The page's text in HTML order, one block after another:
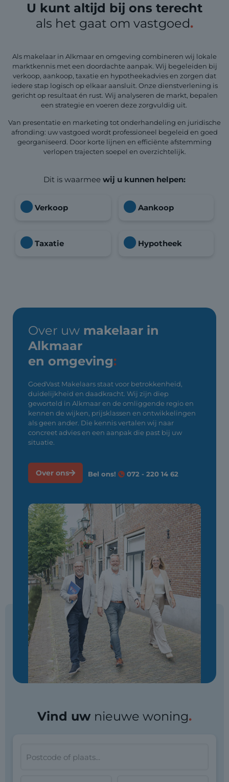
U kunt altijd bij ons terecht
als het gaat om vastgoed.
Als makelaar in Alkmaar en omgeving combineren wij lokale
marktkennis met een doordachte aanpak. Wij begeleiden bij
verkoop, aankoop, taxatie en hypotheekadvies en zorgen dat
iedere stap logisch op elkaar aansluit. Onze dienstverlening is
gericht op resultaat én rust. Wij analyseren de markt, bepalen
een strategie en voeren deze zorgvuldig uit.
Van presentatie en marketing tot onderhandeling en juridische
afronding: uw vastgoed wordt professioneel begeleid en goed
georganiseerd. Door korte lijnen en efficiënte afstemming
verlopen trajecten soepel en overzichtelijk.
Dit is waarmee wij u kunnen helpen:
Verkoop Aankoop
Taxatie Hypotheek
Over uw makelaar in
Alkmaar
en omgeving:
GoedVast Makelaars staat voor betrokkenheid,
duidelijkheid en daadkracht. Wij zijn diep
geworteld in Alkmaar en de omliggende regio en
kennen de wijken, prijsklassen en ontwikkelingen
als geen ander. Die kennis vertalen wij naar
concreet advies en een aanpak die past bij uw
situatie.
Over ons Bel ons! 072 - 220 14 62
Vind uw nieuwe woning.